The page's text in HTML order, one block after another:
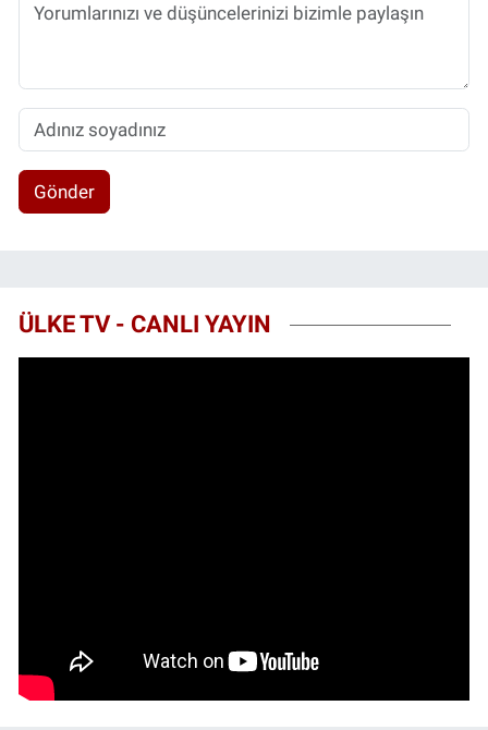
Gönder
ÜLKE TV - CANLI YAYIN